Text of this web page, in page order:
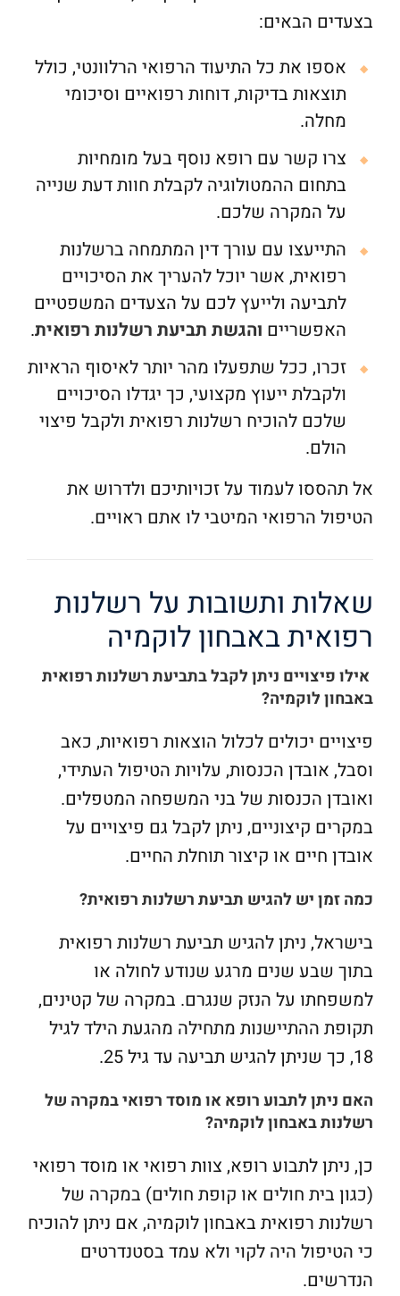
בצעדים הבאים:
אספו את כל התיעוד הרפואי הרלוונטי, כולל
תוצאות בדיקות, דוחות רפואיים וסיכומי
מחלה.
צרו קשר עם רופא נוסף בעל מומחיות
בתחום ההמטולוגיה לקבלת חוות דעת שנייה
על המקרה שלכם.
התייעצו עם עורך דין המתמחה ברשלנות
רפואית, אשר יוכל להעריך את הסיכויים
לתביעה ולייעץ לכם על הצעדים המשפטיים
האפשריים והגשת תביעת רשלנות רפואית.
זכרו, ככל שתפעלו מהר יותר לאיסוף הראיות
ולקבלת ייעוץ מקצועי, כך יגדלו הסיכויים
שלכם להוכיח רשלנות רפואית ולקבל פיצוי
הולם.
אל תהססו לעמוד על זכויותיכם ולדרוש את
הטיפול הרפואי המיטבי לו אתם ראויים.
שאלות ותשובות על רשלנות
רפואית באבחון לוקמיה
אילו פיצויים ניתן לקבל בתביעת רשלנות רפואית
באבחון לוקמיה?
פיצויים יכולים לכלול הוצאות רפואיות, כאב
וסבל, אובדן הכנסות, עלויות הטיפול העתידי,
ואובדן הכנסות של בני המשפחה המטפלים.
במקרים קיצוניים, ניתן לקבל גם פיצויים על
אובדן חיים או קיצור תוחלת החיים.
כמה זמן יש להגיש תביעת רשלנות רפואית?
בישראל, ניתן להגיש תביעת רשלנות רפואית
בתוך שבע שנים מרגע שנודע לחולה או
למשפחתו על הנזק שנגרם. במקרה של קטינים,
תקופת ההתיישנות מתחילה מהגעת הילד לגיל
18, כך שניתן להגיש תביעה עד גיל 25.
האם ניתן לתבוע רופא או מוסד רפואי במקרה של
רשלנות באבחון לוקמיה?
כן, ניתן לתבוע רופא, צוות רפואי או מוסד רפואי
(כגון בית חולים או קופת חולים) במקרה של
רשלנות רפואית באבחון לוקמיה, אם ניתן להוכיח
כי הטיפול היה לקוי ולא עמד בסטנדרטים
הנדרשים.